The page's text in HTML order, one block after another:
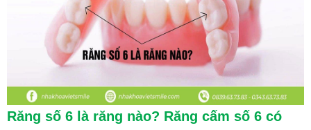
Răng số 6 là răng nào? Răng cấm số 6 có